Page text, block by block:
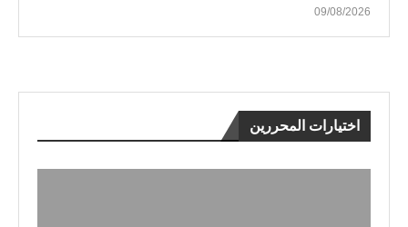
09/08/2026
اختيارات المحررين